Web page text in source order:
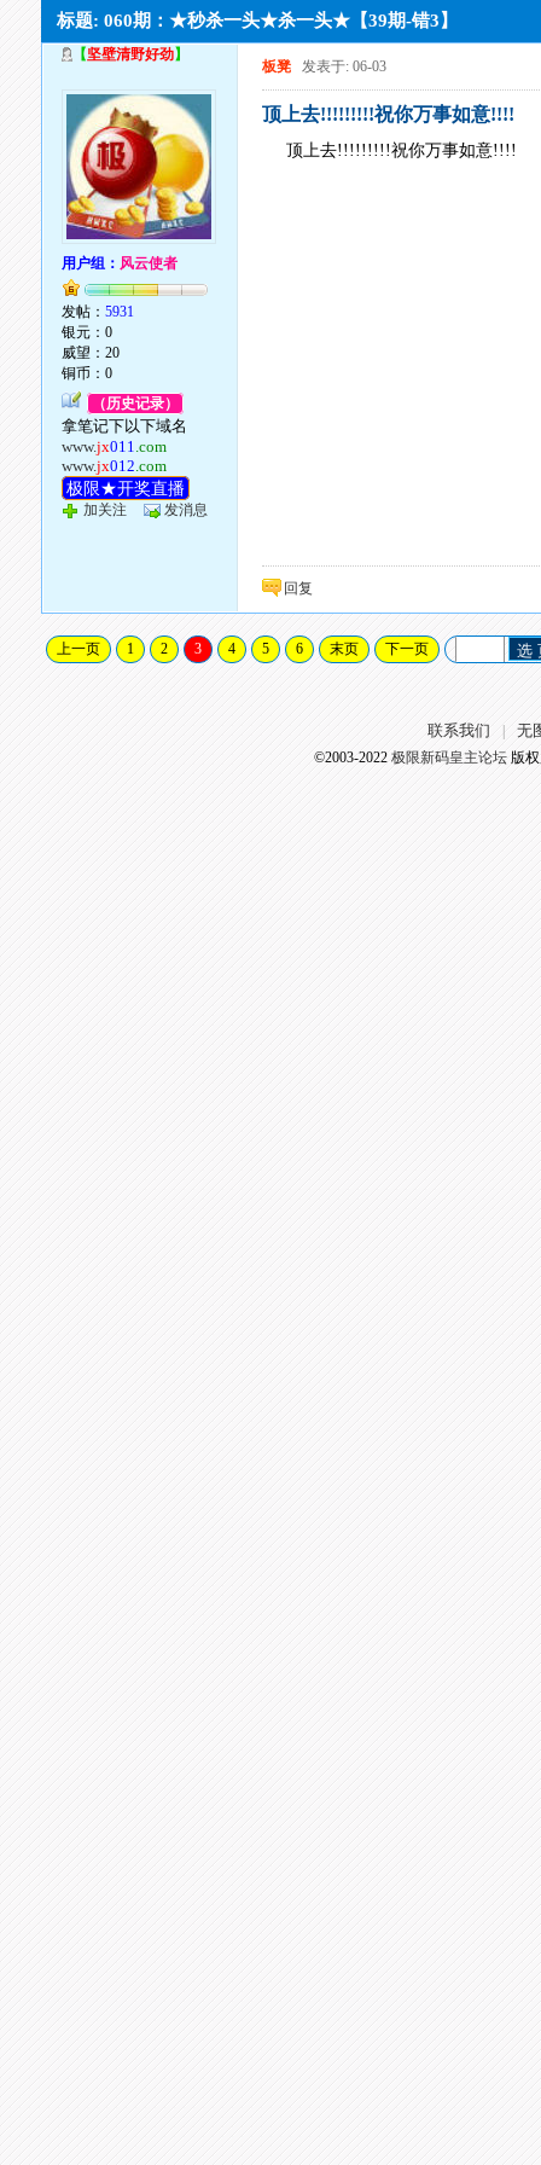
标题: 060期：★秒杀一头★杀一头★【39期-错3】
【坚壁清野好劲】
用户组： 风云使者
发帖：5931
银元：0
威望：20
铜币：0
（历史记录）
拿笔记下以下域名
www.jx011.com
www.jx012.com
极限★开奖直播
加关注 发消息
板凳 发表于: 06-03
顶上去!!!!!!!!!祝你万事如意!!!!
顶上去!!!!!!!!!祝你万事如意!!!!
回复
上一页 1 2 3 4 5 6 末页 下一页 选
联系我们 无
©2003-2022 极限新码皇主论坛版权